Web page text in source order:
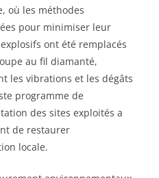
où les méthodes
pour minimiser leur
ont été remplacés
au fil diamanté,
les vibrations et les dégâts
programme de
des sites exploités a
de restaurer
locale.